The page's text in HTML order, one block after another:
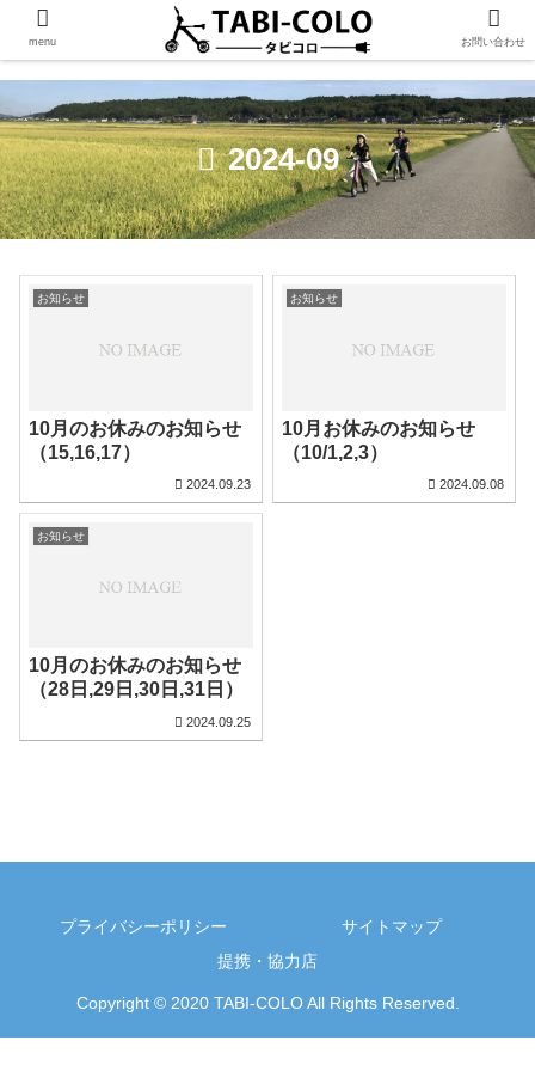
2024-09
お知らせ
10月のお休みのお知らせ
（15,16,17）
2024.09.23
お知らせ
10月お休みのお知らせ
（10/1,2,3）
2024.09.08
お知らせ
10月のお休みのお知らせ
（28日,29日,30日,31日）
2024.09.25
プライバシーポリシー
サイトマップ
提携・協力店
Copyright © 2020 TABI-COLO All Rights Reserved.
menu お問い合わせ